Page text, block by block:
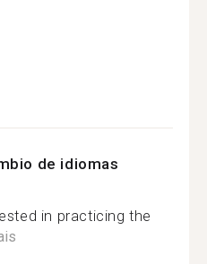
de idiomas
in practicing the